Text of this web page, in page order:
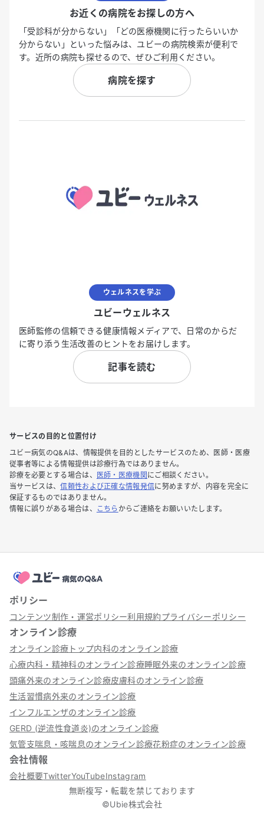
お近くの病院をお探しの方へ
「受診科が分からない」「どの医療機関に行ったらいいか
分からない」といった悩みは、ユビーの病院検索が便利で
す。近所の病院も探せるので、ぜひご利用ください。
病院を探す
ウェルネスを学ぶ
ユビーウェルネス
医師監修の信頼できる健康情報メディアで、日常のからだ
に寄り添う生活改善のヒントをお届けします。
記事を読む
サービスの目的と位置付け
ユビー病気のQ&Aは、情報提供を目的としたサービスのため、医師・医療
従事者等による情報提供は診療行為ではありません。
診療を必要とする場合は、
医師・医療機関 にご相談ください。
当サービスは、信頼性および正確な情報発信に努めますが、内容を完全に
保証するものではありません。
情報に誤りがある場合は、
こちら からご連絡をお願いいたします。
ポリシー
コンテンツ制作・運営ポリシー利用規約プライバシーポリシー
オンライン診療
オンライン診療トップ内科のオンライン診療
心療内科・精神科のオンライン診療睡眠外来のオンライン診療
頭痛外来のオンライン診療皮膚科のオンライン診療
生活習慣病外来のオンライン診療
インフルエンザのオンライン診療
GERD (逆流性食道炎)のオンライン診療
気管支喘息・咳喘息のオンライン診療花粉症のオンライン診療
会社情報
会社概要TwitterYouTubeInstagram
無断複写・転載を禁じております
©Ubie株式会社